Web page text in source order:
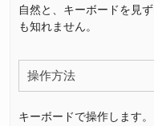
自然と、キーボードを見
も知れません。
操作方法
キーボードで操作します。